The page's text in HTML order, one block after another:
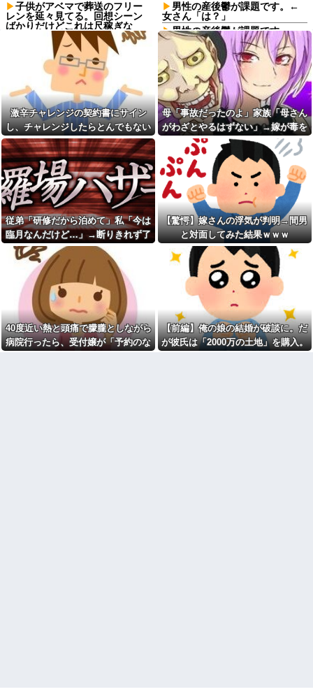
子供がアベマで葬送のフリー
レンを延々見てる。回想シーン
ばかりだけどこれは尺稼ぎな
ATMで何度も入出金を繰り返
す人に声をかけた若い女性にモ
ヤっとする。若い人ってそんな
余裕ないのかな？
15年くらい前に「若者は主に
スマホを使用してるからＰＣに
疎い子が多い」って言われてた
けど今はどう？
2次元ヲタクの私は恋人が居た
こともある。明るい性格のせい
か「貴女はヲタクじゃない、私
達とは生きている世界が違う」
といつも言われる
コンビニのおでんを買ったら
注文した具が入っていなかっ
た。尋常でなくムカついたので
店員に...
【衝撃画像】ババアがジジイ
にチェーンソー！？←一体何が
あったんやコレw w w w w w w
【画像】ワイ「アルファード
いいなあ。買いに行くか」店員
「ほいっ見積もりな！」ワイ
「金額おかしくね？」←お前ら
もそう思うよな？？？？？
【驚愕】ユーチューバー「撮
影で使うから、この高級時計も
車もぜ～んぶ経費でタダ！ｗ」
男性の産後鬱が課題です。←
女さん「は？」
男性の産後鬱が課題です。←
女さん「は？」
愛犬が永眠してからの毎日が
つらい
ロケバスで性的暴行の罪、元
ジャンポケ斉藤被告に懲役7年求
刑⇒！
息子に『葵』と名付けたら、
初対面では必ず女の子だと思わ
れる。同じ名前でも避けられな
かった勘違いとは…
【衝撃】ジャンプストアで大
量注文→キャンセルを繰り返し
た32歳女を逮捕 238アカウン
ト、総額43億円超「注文したこ
とで欲求が満たされた」
悪口回避＆一人好きの私、同
僚から「自サバ女かと思って
た」と言われモヤモヤ…「全然
違った～」と言われるも、気に
なって夜も眠れない私はどこが
サバサバ？←ネチネチ気にして
る時点で自サバじゃない他
コンビニのおでんを買ったら
注文した具が入っていなかっ
た。尋常でなくムカついたので
店員に...
ウトがウワキしてる事が発覚
し、トメが倒れた。ブチギレた
夫とウトが殴り合いになり...
激辛チャレンジの契約書にサイン
し、チャレンジしたらとんでもない
事態になった。救急車運ばれ胃の洗
浄や入院2日で10万超えて...
母「事故だったのよ」家族「母さん
がわざとやるはずない」→嫁が毒を
飲まされ子どもを失ったのに信じて
もらえず…
従弟「研修だから泊めて」私「今は
臨月なんだけど…」→断りきれず了
承したら、さらに図々しい要求まで
飛び出して…
【驚愕】嫁さんの浮気が判明→間男
と対面してみた結果ｗｗｗ
40度近い熱と頭痛で朦朧としながら
病院行ったら、受付嬢が「予約のな
【前編】俺の娘の結婚が破談に。だ
が彼氏は「2000万の土地」を購入。